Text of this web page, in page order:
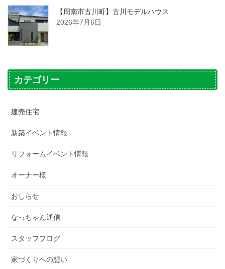
【周南市古川町】古川モデルハウス
2026年7月6日
カテゴリー
建売住宅
新築イベント情報
リフォームイベント情報
オーナー様
おしらせ
なっちゃん通信
スタッフブログ
家づくりへの想い